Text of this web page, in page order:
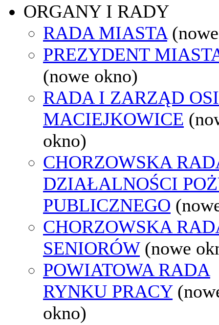
ORGANY I RADY
RADA MIASTA
PREZYDENT
(nowe okno)
RADA I ZARZĄD
MACIEJKOWICE
okno)
CHORZOWSKA
DZIAŁALNOŚCI
PUBLICZNEGO
CHORZOWSKA
SENIORÓW (nowe
POWIATOWA RADA
RYNKU PRACY
okno)